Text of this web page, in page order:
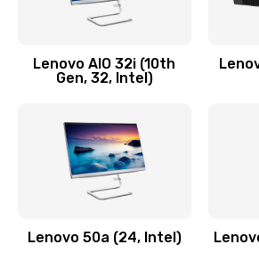
Замена кнопки
Заказать
600 руб.
Lenovo AIO 32i (10th
Gen, 32, Intel)
Lenovo 50a (24, Intel)